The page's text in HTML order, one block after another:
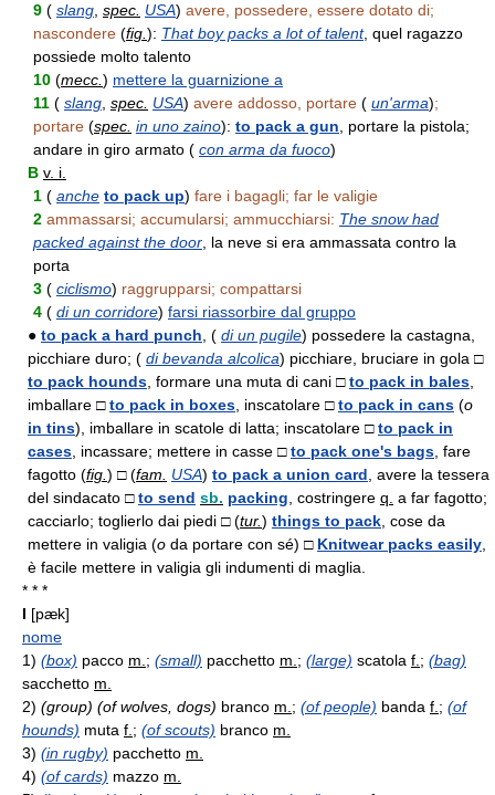
9 ( slang spec. USA) avere, possedere, essere dotato di;
nascondere (fig. ): That boy packs a lot of talent, quel ragazzo
possiede molto talento
10 (mecc. ) mettere la guarnizione a
11 ( slang spec. USA) avere addosso, portare ( un'arma);
portare (spec. in uno zaino): to pack a gun , portare la pistola;
andare in giro armato ( con arma da fuoco)
B v. i.
1 ( anche to pack up) fare i bagagli; far le valigie
2 ammassarsi; accumularsi; ammucchiarsi: The snow had
packed against the door , la neve si era ammassata contro la
porta
3 ( ciclismo) raggrupparsi; compattarsi
4 ( di un corridore) farsi riassorbire dal gruppo
● to pack a hard punch , ( di un pugile) possedere la castagna,
picchiare duro; ( di bevanda alcolica) picchiare, bruciare in gola □
to pack hounds , formare una muta di cani □to pack in bales
imballare □to pack in boxes , inscatolare □to pack in cans (o
in tins), imballare in scatole di latta; inscatolare □to pack in
cases , incassare; mettere in casse □to pack one's bags , fare
fagotto (fig. ) □ (fam. USA) to pack a union card , avere la tessera
del sindacato □to send sb. packing , costringere q. a far fagotto;
cacciarlo; toglierlo dai piedi □ (tur.) things to pack , cose da
mettere in valigia (o da portare con sé) □ Knitwear packs easily
è facile mettere in valigia gli indumenti di maglia.
* * *
I [pæk]
nome
1) (box) pacco m. ; (small) pacchetto m. ; (large) scatola f. ; (bag)
sacchetto m.
2) (group) (of wolves, dogs) branco m. ; (of people) banda f. ; (of
hounds) muta f. ; (of scouts) branco m.
3) (in rugby) pacchetto m.
4) (of cards) mazzo m.